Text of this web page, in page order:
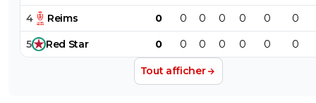
4 Reims 0 0 0 0 0 0 0
5 Red Star 0 0 0 0 0 0 0
Tout afficher